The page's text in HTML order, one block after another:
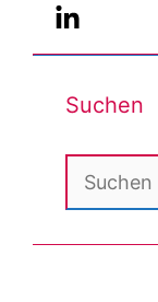
Suchen
Suchen
nach: